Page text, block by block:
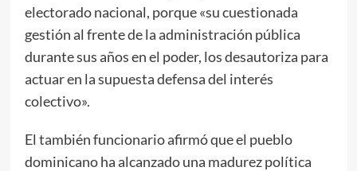
electorado nacional, porque «su cuestionada
gestión al frente de la administración pública
durante sus años en el poder, los desautoriza para
actuar en la supuesta defensa del interés
colectivo».
El también funcionario afirmó que el pueblo
dominicano ha alcanzado una madurez política